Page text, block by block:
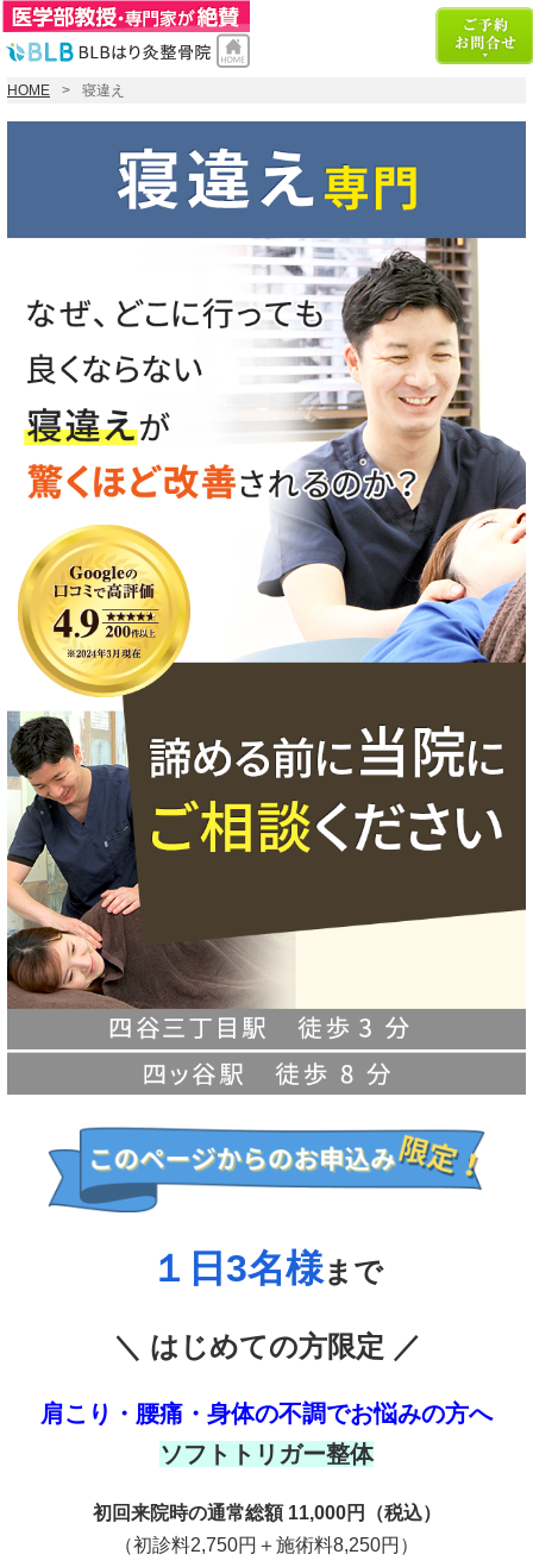
HOME 寝違え
１日3名様まで
＼ はじめての方限定 ／
肩こり・腰痛・身体の不調でお悩みの方へ
ソフトトリガー整体
初回来院時の通常総額 11,000円（税込）
（初診料2,750円＋施術料8,250円）